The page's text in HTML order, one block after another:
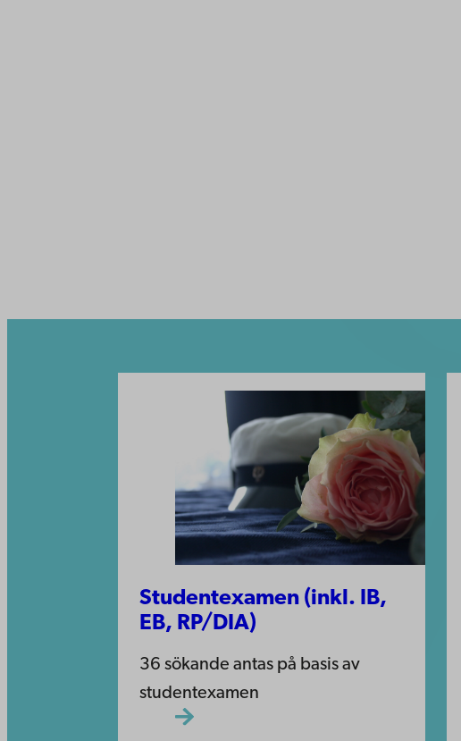
Studentexamen (inkl. IB,
EB, RP/DIA)
36 sökande antas på basis av
studentexamen